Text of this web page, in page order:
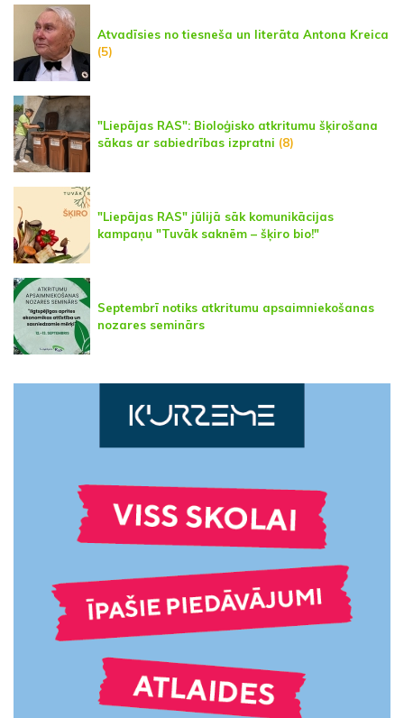
Atvadīsies no tiesneša un literāta Antona Kreica
(5)
"Liepājas RAS": Bioloģisko atkritumu šķirošana
sākas ar sabiedrības izpratni (8)
"Liepājas RAS" jūlijā sāk komunikācijas
kampaņu "Tuvāk saknēm – šķiro bio!"
Septembrī notiks atkritumu apsaimniekošanas
nozares seminārs